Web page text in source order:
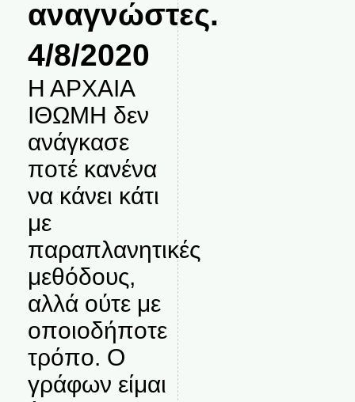
αναγνώστες.
4/8/2020
Η ΑΡΧΑΙΑ
ΙΘΩΜΗ δεν
ανάγκασε
ποτέ κανένα
να κάνει κάτι
με
παραπλανητικές
μεθόδους,
αλλά ούτε με
οποιοδήποτε
τρόπο. Ο
γράφων είμαι